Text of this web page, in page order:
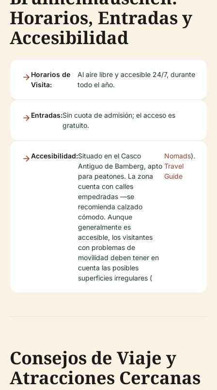
Horarios, Entradas y
Accesibilidad
Horarios de
Visita:
Al aire libre y accesible 24/7, durante
todo el año.
Entradas:Sin cuota de admisión; el acceso es
gratuito.
Accesibilidad:Situado en el Casco
Antiguo de Bamberg, apto
para peatones. La zona
cuenta con calles
empedradas —se
recomienda calzado
cómodo. Aunque
generalmente es
accesible, los visitantes
con problemas de
movilidad deben tener en
cuenta las posibles
superficies irregulares (
Nomads
Travel
Guide
).
Consejos de Viaje y
Atracciones Cercanas